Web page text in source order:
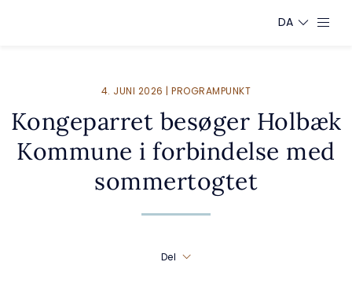
DA
4. JUNI 2026 | PROGRAMPUNKT
Kongeparret besøger Holbæk
Kommune i forbindelse med
sommertogtet
Del